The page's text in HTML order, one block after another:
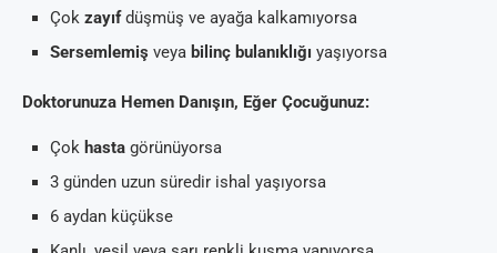
Çok zayıfdüşmüş ve ayağa kalkamıyorsa
Sersemlemiş veya bilinç bulanıklığı yaşıyorsa
Doktorunuza Hemen Danışın, Eğer Çocuğunuz:
Çok hasta görünüyorsa
3 günden uzun süredir ishal yaşıyorsa
6 aydan küçükse